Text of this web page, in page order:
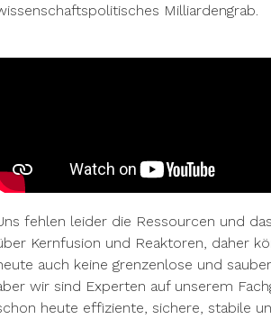
Milliardengrab.
fehlen leider die Ressourcen und
Kernfusion und Reaktoren, daher
auch keine grenzenlose und
wir sind Experten auf unserem
heute effiziente, sichere, stabile